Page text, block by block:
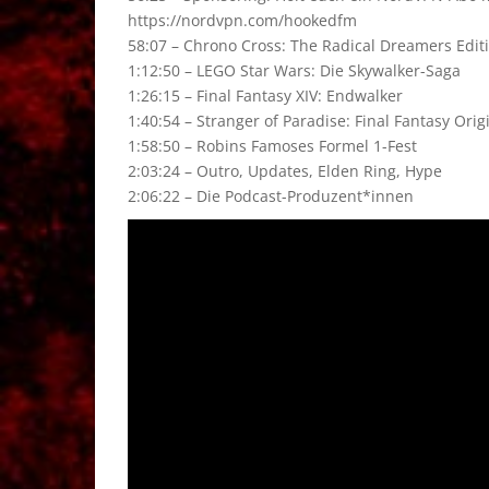
https://nordvpn.com/hookedfm
58:07 – Chrono Cross: The Radical Dreamers
1:12:50 – LEGO Star Wars: Die Skywalker-Saga
1:26:15 – Final Fantasy XIV: Endwalker
1:40:54 – Stranger of Paradise: Final Fantasy
1:58:50 – Robins Famoses Formel 1-Fest
2:03:24 – Outro, Updates, Elden Ring, Hype
2:06:22 – Die Podcast-Produzent*innen